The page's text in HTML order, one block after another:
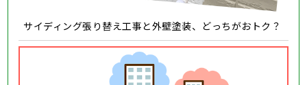
サイディング張り替え工事と外壁塗装、どっちがおトク？